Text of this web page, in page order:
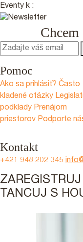
Eventy k :
Pomoc
Ako sa prihlásiť? Často
kladené otázky
podklady Prenájom
priestorov Podporte
Kontakt
+421 948 202 345
TANCUJ S